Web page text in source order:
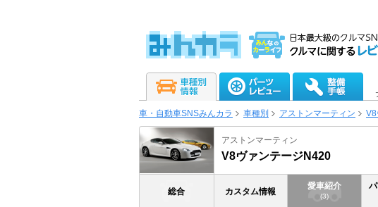
車・自動車SNSみんカラ 車種別 アストンマーティン
アストンマーティン
V8ヴァンテージN420
総合 カスタム情報
愛車紹介
(3)